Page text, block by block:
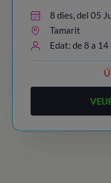
8 dies, del 05
Tamarit
Edat: de 8 a 14